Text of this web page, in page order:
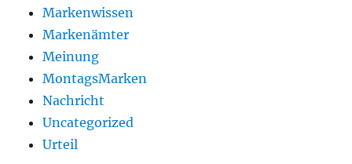
Markenwissen
Markenämter
Meinung
MontagsMarken
Nachricht
Uncategorized
Urteil